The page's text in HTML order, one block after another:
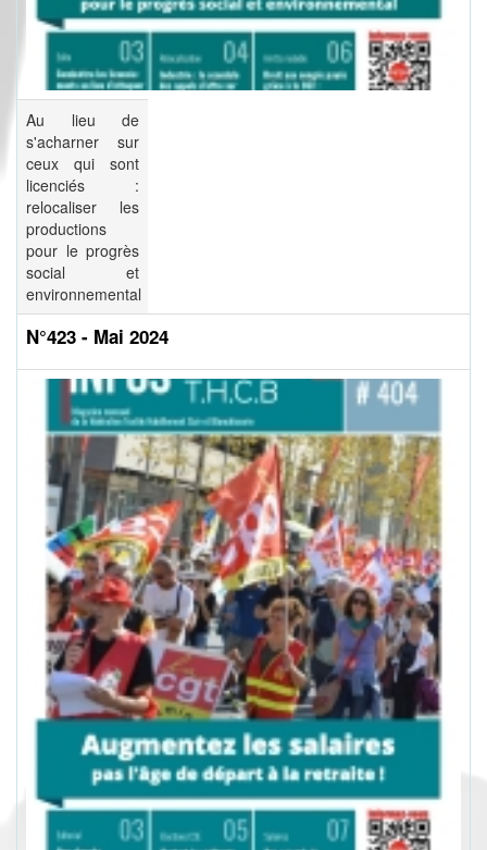
Au lieu de
s'acharner sur
ceux qui sont
licenciés :
relocaliser les
productions
pour le progrès
social et
environnemental
N°423 - Mai 2024